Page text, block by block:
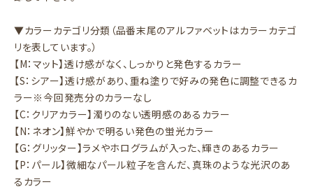
▼カラーカテゴリ分類（品番末尾のアルファベットはカラーカテゴ
リを表しています。）
【M：マット】透け感がなく、しっかりと発色するカラー
【S：シアー】透け感があり、重ね塗りで好みの発色に調整できるカ
ラー※今回発売分のカラーなし
【C：クリアカラー】濁りのない透明感のあるカラー
【N：ネオン】鮮やかで明るい発色の蛍光カラー
【G：グリッター】ラメやホログラムが入った、輝きのあるカラー
【P：パール】微細なパール粒子を含んだ、真珠のような光沢のあ
るカラー